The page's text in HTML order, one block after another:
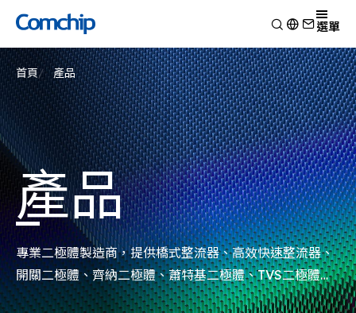
選單
產品
檢視
開關二極體
蕭特基二極體
靜電放電保護元件
瞬態電壓抑制二極體
整流二極體
電晶體
金氧半導體場效電晶體
齊納二極體
橋式整流器
高頻二極體
產品應用
檢視
消費電子
車用電子
Other
技術能力
檢視
研究與開發
生產製造
測試技術
EHS政策
品質與認證
關於典琦
檢視
關於典琦
典琦大事紀
代理商
新聞
檢視
公司新聞
產品新聞
公司活動
首頁 產品
產品
專業二極體製造商，提供橋式整流器、高效快速整流器、
開關二極體、齊納二極體、蕭特基二極體、TVS二極體、
ESD突波吸收器以及電晶體MOSFET系列產品。